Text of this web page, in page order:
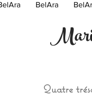
BelAra
Quatre